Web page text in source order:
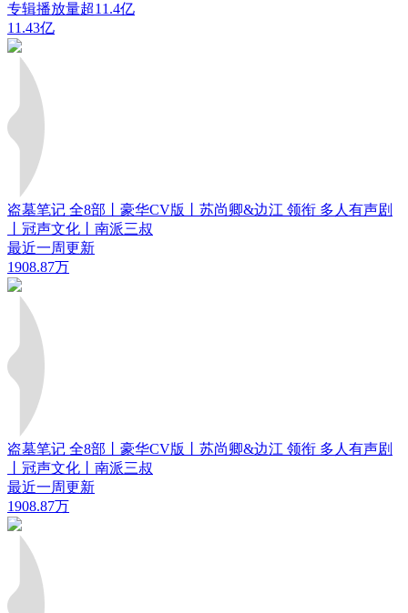
专辑播放量超11.4亿
11.43亿
盗墓笔记 全8部丨豪华CV版丨苏尚卿&边江 领衔 多人有声剧
丨冠声文化丨南派三叔
最近一周更新
1908.87万
盗墓笔记 全8部丨豪华CV版丨苏尚卿&边江 领衔 多人有声剧
丨冠声文化丨南派三叔
最近一周更新
1908.87万